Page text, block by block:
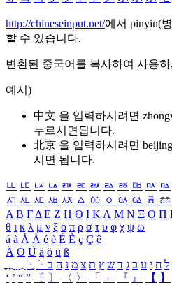
http://chineseinput.net/에서 pinyin(
할 수 있습니다.
변환된 중국어를 복사하여 사용
예시)
中文 을 입력하시려면
누르시면됩니다.
北京 을 입력하시려면 beijing
시면 됩니다.
ㅥ ㅦ ㅧ ㅨ ㅩ ㅪ ㅫ ㅬ ㅭ ㅮ ㅯ ㅰ
ㅺ ㅻ ㅼ ㅽ ㅾ ㅿ ㆀ ㆁ ㆂ ㆃ ㆄ ㆅ
Α Β ΓΔ Ε Ζ Η Θ Ι ΚΛ Μ Ν Ξ Ο Π
θ ι κ λ μ ν ξ ο π ρ σ τ υ φ χ ψ ω
á à Á À é è É È ç Ç ê
Ä Ö Ü ä ö ü ß
ִֶֹ ֻּ ׁׂ ל ח י ע כ ג ד ש ץ ת צ מ נ ה ב
‘ ’ “ ” 〔 〕 〈 〉 「 」 『 』 【 】